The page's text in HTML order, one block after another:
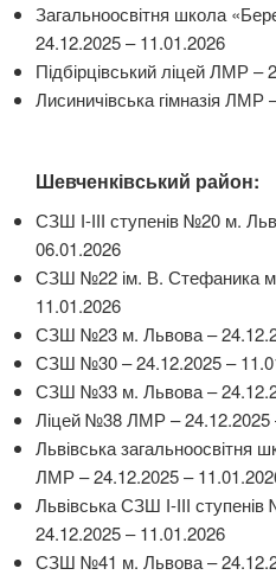
Загальноосвітня школа
24.12.2025 – 11.01.2026
Підбірцівський ліцей ЛМР –
Лисиничівська гімназія
Шевченківський район:
СЗШ І-ІІІ ступенів №20 м.
06.01.2026
СЗШ №22 ім. В. Стефаника
11.01.2026
СЗШ №23 м. Львова –
СЗШ №30 – 24.12.2025 –
СЗШ №33 м. Львова –
Ліцей №38 ЛМР – 24.12.2025
Львівська загальноосвітня
ЛМР – 24.12.2025 –
Львівська СЗШ І-ІІІ
24.12.2025 – 11.01.2026
СЗШ №41 м. Львова –